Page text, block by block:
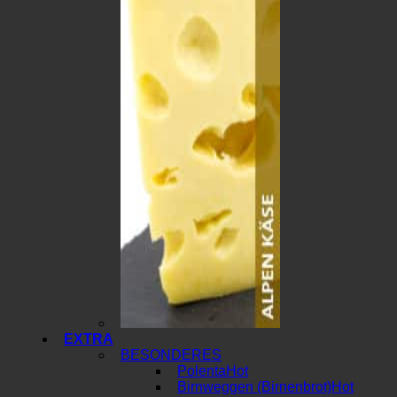
EXTRA
BESONDERES
Polenta
Birnweggen (Birnenbrot)